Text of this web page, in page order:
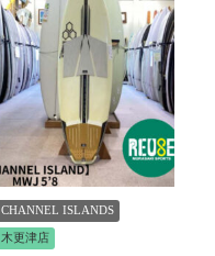
CHANNEL ISLANDS
木更津店